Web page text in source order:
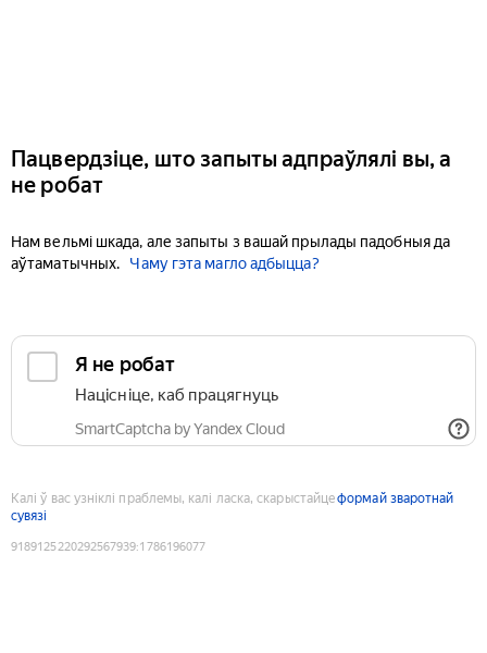
Пацвердзіце, што запыты адпраўлялі вы, а
не робат
Нам вельмі шкада, але запыты з вашай прылады падобныя да
аўтаматычных.
Чаму гэта магло адбыцца?
Я не робат
Націсніце, каб працягнуць
SmartCaptcha by Yandex Cloud
Калі ў вас узніклі праблемы, калі ласка, скарыстайцеформай зваротнай
сувязі
9189125220292567939:1786196077